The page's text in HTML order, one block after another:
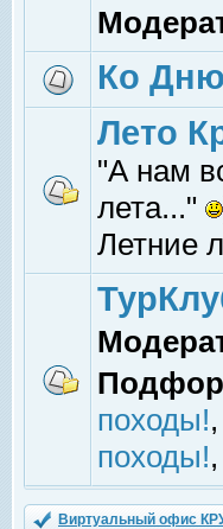
Ко
Лето
"А нам
лета..."
Летние
походы!,
походы!,
Виртуальный офис